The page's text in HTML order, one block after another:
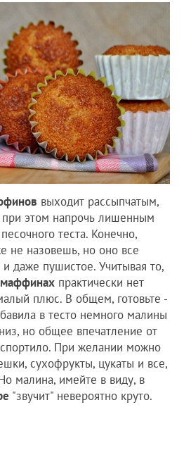
выходит рассыпчатым,
этом напрочь лишенным
теста. Конечно,
не назовешь, но оно все
даже пушистое. Учитывая то,
практически нет
плюс. В общем, готовьте -
в тесто немного малины
но общее впечатление от
При желании можно
сухофрукты, цукаты и все,
малина, имейте в виду, в
"звучит" невероятно круто.